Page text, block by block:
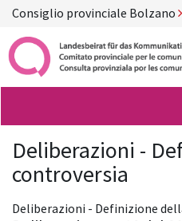
Consiglio provinciale Bolzano
Deliberazioni -
controversia
Deliberazioni - Definizione